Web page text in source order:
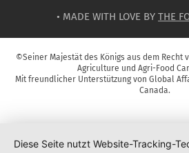
• MADE WITH LOVE BY THE
©Seiner Majestät des Königs aus dem Recht
Agriculture und Agri-Food
Mit freundlicher Unterstützung von Global
Canada.
Diese Seite nutzt Website-Tracking-